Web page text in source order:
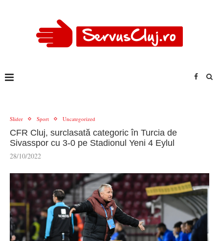
Slider Sport Uncategorized
CFR Cluj, surclasată categoric în Turcia de
Sivasspor cu 3-0 pe Stadionul Yeni 4 Eylul
28/10/2022